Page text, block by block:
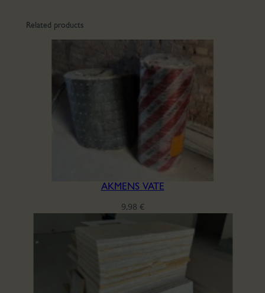
Related products
AKMENS VATE
9,98 €